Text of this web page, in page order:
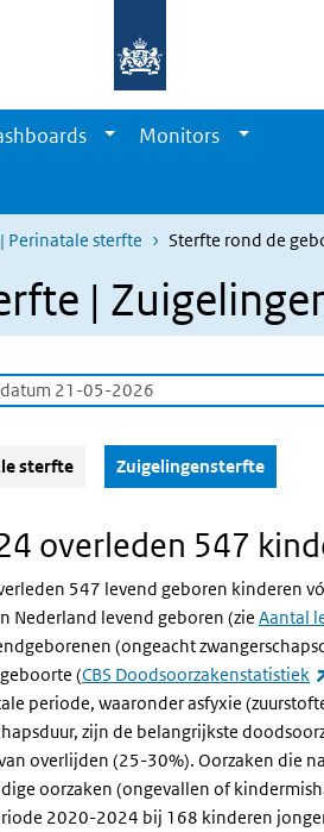
Monitors
Perinatale sterfte Sterfte rond de
|
21-05-2026
sterfte Zuigelingensterfte
overleden 547
547 levend geboren kinderen
Nederland levend geboren (zie Aantal
(ongeacht
(CBS Doodsoorzakenstatistiek
periode, waaronder asfyxie
zijn de belangrijkste
overlijden (25-30%). Oorzaken die
oorzaken (ongevallen of
2020-2024 bij 168 kinderen